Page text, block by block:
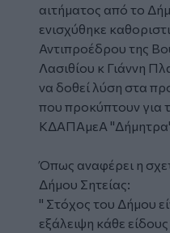
αιτήματος από το
ενισχύθηκε
Αντιπροέδρου της
Λασιθίου κ Γιάννη
να δοθεί λύση στα
που προκύπτουν για
ΚΔΑΠΑμεΑ
Όπως αναφέρει η
Δήμου Σητείας:
" Στόχος του Δήμου
εξάλειψη κάθε